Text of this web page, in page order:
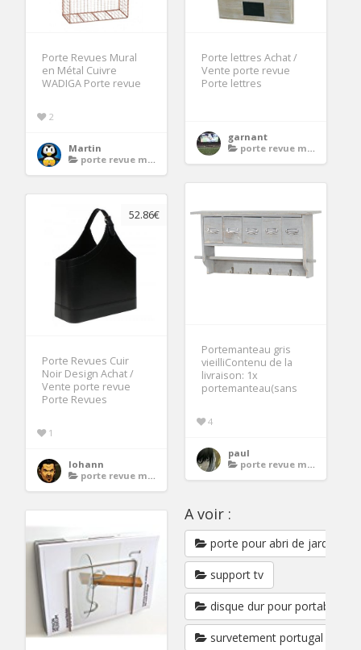
Porte Revues Mural
en Métal Cuivre
WADIGA Porte revue
2
Martin
porte revue mural
Porte lettres Achat /
Vente porte revue
Porte lettres
garnant
porte revue mural
Portemanteau gris
vieilliContenu de la
livraison: 1x
portemanteau(sans
4
paul
porte revue mural
52.86€
Porte Revues Cuir
Noir Design Achat /
Vente porte revue
Porte Revues
1
lohann
porte revue mural
A voir :
porte pour abri de jardin en
support tv
disque dur pour portable
survetement portugal